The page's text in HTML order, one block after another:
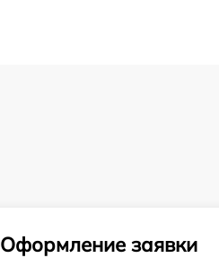
Оформление заявки